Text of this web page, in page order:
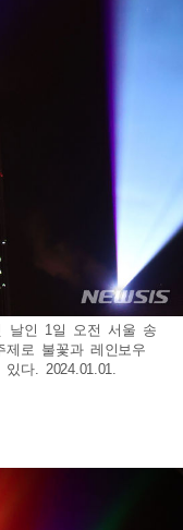
날인 1일 오전 서울 송
제로 불꽃과 레인보우
다. 2024.01.01.